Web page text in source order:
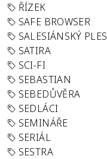
ŘÍZEK
SAFE BROWSER
SALESIÁNSKÝ PLES
SATIRA
SCI-FI
SEBASTIAN
SEBEDŮVĚRA
SEDLÁCI
SEMINÁŘE
SERIÁL
SESTRA